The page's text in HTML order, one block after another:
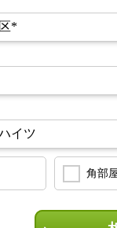
角部